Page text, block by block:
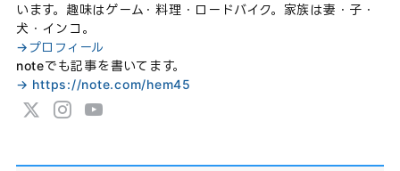
います。趣味はゲーム・料理・ロードバイク。家族は妻・子・
犬・インコ。
→プロフィール
noteでも記事を書いてます。
→ https://note.com/hem45